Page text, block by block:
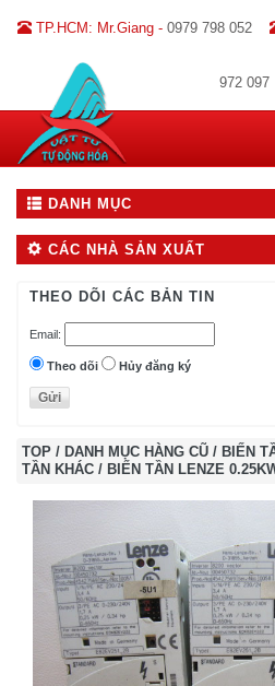
TP.HCM: Mr.Giang - 0979 798 052
972 097
DANH MỤC
CÁC NHÀ SẢN XUẤT
THEO DÕI CÁC BẢN TIN
Email:
Theo dõi Hủy đăng ký
TOP / DANH MỤC HÀNG CŨ / BIẾN
TẦN KHÁC / BIẾN TẦN LENZE